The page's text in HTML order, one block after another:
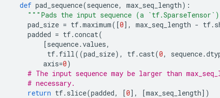
def pad_sequence(sequence, max_seq_length):
"""Pads the input sequence (a
pad_size = tf.maximum([0], max_seq_length - tf.
padded = tf.concat(
[sequence.values,
tf. fill((pad_size), tf.cast(0, sequence.
axis=0)
# The input sequence may be larger than
# necessary.
return tf. slice(padded, [0], [max_seq_length])